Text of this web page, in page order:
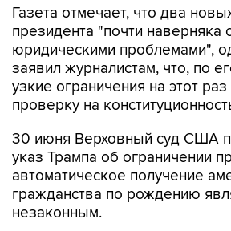
Газета отмечает, что два
президента "почти наверняка
юридическими проблемами",
заявил журналистам, что, по
узкие ограничения на этот
проверку на
30 июня Верховный суд США
указ Трампа об ограничении
автоматическое получение
гражданства по рождению
незаконным.